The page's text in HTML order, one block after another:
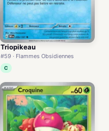
Triopikeau
#59 · Flammes Obsidiennes
C